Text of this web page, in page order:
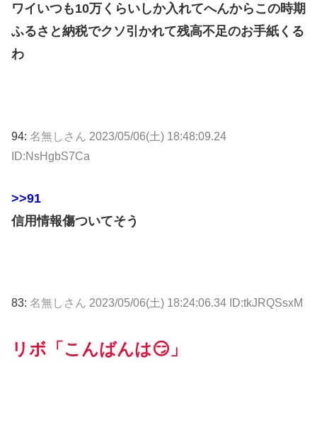
ワイいつも10万くらいしか入れてへんからこの時期
ふるさと納税でクソ引かれて残高不足のお手紙くる
わ
94: 名無しさん 2023/05/06(土) 18:48:09.24
ID:NsHgbS7Ca
>>91
信用情報傷ついてそう
83: 名無しさん 2023/05/06(土) 18:24:06.34 ID:tkJRQSsxM
リボ「こんばんは😏」